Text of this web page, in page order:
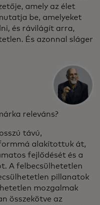
amely az élet
be, amelyeket
és rávilágít arra,
És azonnal sláger
releváns?
távú,
alakítottuk át,
fejlődését és a
A felbecsülhetetlen
pillanatok
mozgalmak
összekötve az